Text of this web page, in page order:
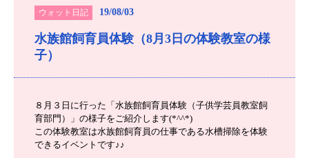
ウォット日記 19/08/03
水族館飼育員体験（8月3日の体験教室の様
子）
８月３日に行った「水族館飼育員体験（子供学芸員教室飼
育部門）」の様子をご紹介します(*^^*)
この体験教室は水族館飼育員の仕事である水槽掃除を体験
できるイベントです♪♪